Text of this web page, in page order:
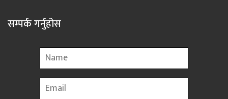
सम्पर्क गर्नुहोस
Name
Email